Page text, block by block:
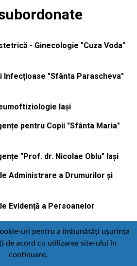
- Ginecologie "Cuza Voda"
Infecțioase "Sfânta Parascheva"
Iași
pentru Copii "Sfânta Maria"
"Prof. dr. Nicolae Oblu" Iași
Administrare a Drumurilor și
Evidență a Persoanelor
de confidențialitate
uri pentru a îmbunătăți ușurința
de acord cu utilizarea site-ului în
continuare.